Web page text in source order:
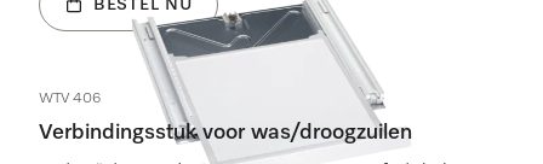
BESTEL NU
WTV 406
Verbindingsstuk voor was/droogzuilen